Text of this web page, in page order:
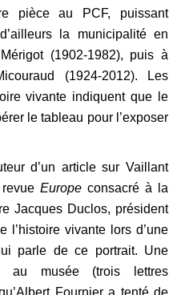
pièce au PCF, puissant
la municipalité en
(1902-1982), puis à
(1924-2012). Les
vivante indiquent que le
le tableau pour l’exposer
d’un article sur Vaillant
Europe consacré à la
Jacques Duclos, président
l’histoire vivante lors d’une
parle de ce portrait. Une
au musée (trois lettres
Fournier a tenté de